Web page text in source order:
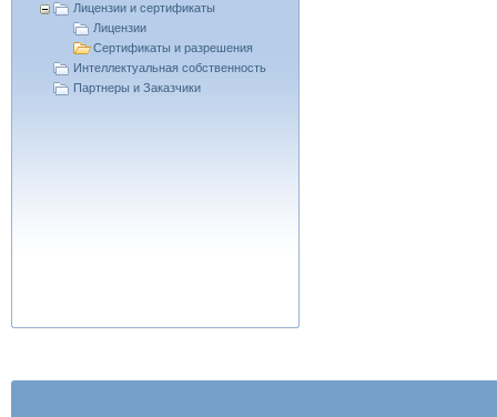
Лицензии и сертификаты
Лицензии
Сертификаты и разрешения
Интеллектуальная собственность
Партнеры и Заказчики